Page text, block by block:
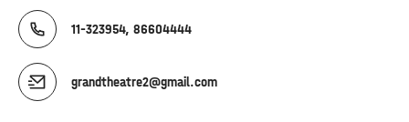
11-323954, 86604444
grandtheatre2@gmail.com